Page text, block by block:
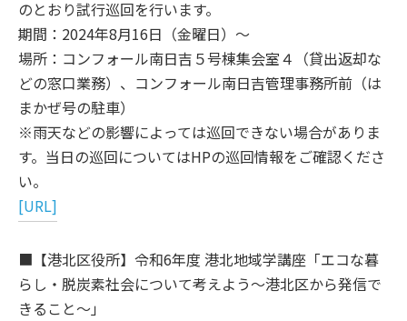
のとおり試行巡回を行います。
期間：2024年8月16日（金曜日）～
場所：コンフォール南日吉５号棟集会室４（貸出返却な
どの窓口業務）、コンフォール南日吉管理事務所前（は
まかぜ号の駐車）
※雨天などの影響によっては巡回できない場合がありま
す。当日の巡回についてはHPの巡回情報をご確認くださ
い。
[URL]
■【港北区役所】令和6年度 港北地域学講座「エコな暮
らし・脱炭素社会について考えよう～港北区から発信で
きること～」